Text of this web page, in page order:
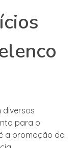
diversos
para o
a promoção da